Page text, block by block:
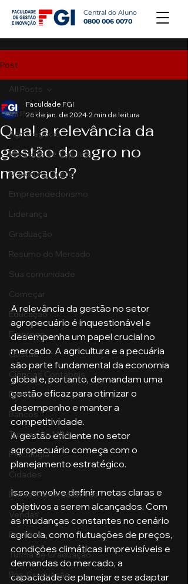
Central do Aluno
0800 006 0070
Post
All Posts
Agronegócio
Mercado de Capitais
Marketing Digital
Empreendedorismo
Liderança
Graduação
Resumo do Mercado
Sua comunidade
Começar
Educação
Emprego
Gestão
Ciências Contábeis
Direito
Bancos
Turmas de MBA
Psicologia
Cidades
Datas Comemorativas
Vendas
Pecuária
Turma de Graduação
Pós-Graduação
All Posts
Qual a relevância da
gestão do agro no
mercado?
Faculdade FGI
26 de jan. de 2024 2 min de leitura
A relevância da gestão no setor
agropecuário é inquestionável e
desempenha um papel crucial no
mercado. A agricultura e a pecuária
são parte fundamental da economia
global e, portanto, demandam uma
gestão eficaz para otimizar o
desempenho e manter a
competitividade.
A gestão eficiente no setor
agropecuário começa com o
planejamento estratégico.
Isso envolve definir metas claras e
objetivos a serem alcançados. Com
as mudanças constantes no cenário
agrícola, como flutuações de preços,
condições climáticas imprevisíveis e
demandas do mercado, a
capacidade de planejar e se adaptar